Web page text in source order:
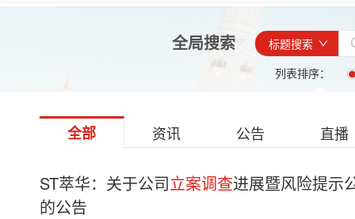
全局搜索
标题搜索
列表排序：
全部 资讯 公告 直播
ST萃华：关于公司立案调查进展暨风险提示
的公告